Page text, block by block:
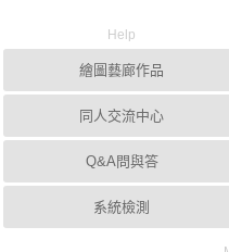
Help
繪圖藝廊作品
同人交流中心
Q&A問與答
系統檢測